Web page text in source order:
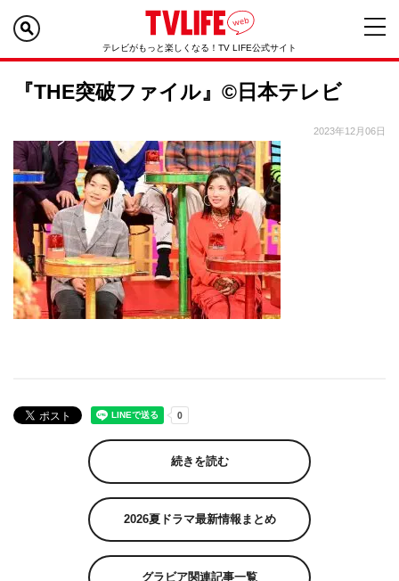
テレビがもっと楽しくなる！TV LIFE公式サイト
『THE突破ファイル』©日本テレビ
2023年12月06日
続きを読む
2026夏ドラマ最新情報まとめ
グラビア関連記事一覧